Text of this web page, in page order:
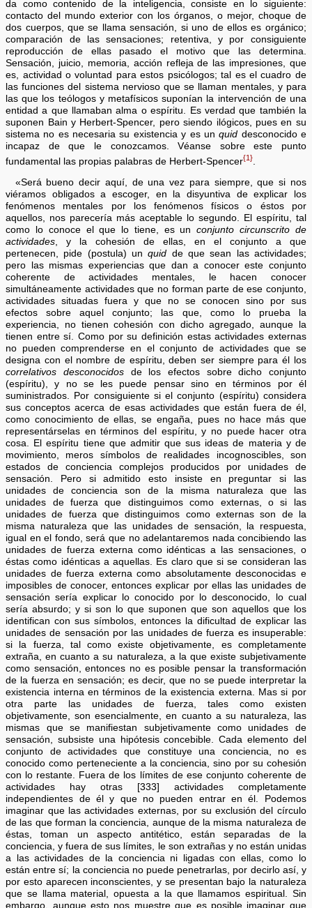
da como contenido de la inteligencia, consiste en lo siguiente:
contacto del mundo exterior con los órganos, o mejor, choque de
dos cuerpos, que se llama sensación, si uno de ellos es orgánico;
comparación de las sensaciones; retentiva, y por consiguiente
reproducción de ellas pasado el motivo que las determina.
Sensación, juicio, memoria, acción refleja de las impresiones, que
es, actividad o voluntad para estos psicólogos; tal es el cuadro de
las funciones del sistema nervioso que se llaman mentales, y para
las que los teólogos y metafísicos suponían la intervención de una
entidad a que llamaban alma o espíritu. Es verdad que también la
suponen Bain y Herbert-Spencer, pero siendo ilógicos, pues en su
sistema no es necesaria su existencia y es unquid desconocido e
incapaz de que le conozcamos. Véanse sobre este punto
fundamental las propias palabras de Herbert-Spencer{1}
«Será bueno decir aquí, de una vez para siempre, que si nos
viéramos obligados a escoger, en la disyuntiva de explicar los
fenómenos mentales por los fenómenos físicos o éstos por
aquellos, nos parecería más aceptable lo segundo. El espíritu, tal
como lo conoce el que lo tiene, es unconjunto circunscrito de
actividades , y la cohesión de ellas, en el conjunto a que
pertenecen, pide (postula) unquid de que sean las actividades;
pero las mismas experiencias que dan a conocer este conjunto
coherente de actividades mentales, le hacen conocer
simultáneamente actividades que no forman parte de ese conjunto,
actividades situadas fuera y que no se conocen sino por sus
efectos sobre aquel conjunto; las que, como lo prueba la
experiencia, no tienen cohesión con dicho agregado, aunque la
tienen entre sí. Como por su definición estas actividades externas
no pueden comprenderse en el conjunto de actividades que se
designa con el nombre de espíritu, deben ser siempre para él los
correlativos desconocidos de los efectos sobre dicho conjunto
(espíritu), y no se les puede pensar sino en términos por él
suministrados. Por consiguiente si el conjunto (espíritu) considera
sus conceptos acerca de esas actividades que están fuera de él,
como conocimiento de ellas, se engaña, pues no hace más que
representárselas en términos del espíritu, y no puede hacer otra
cosa. El espíritu tiene que admitir que sus ideas de materia y de
movimiento, meros símbolos de realidades incognoscibles, son
estados de conciencia complejos producidos por unidades de
sensación. Pero si admitido esto insiste en preguntar si las
unidades de conciencia son de la misma naturaleza que las
unidades de fuerza que distinguimos como externas, o si las
unidades de fuerza que distinguimos como externas son de la
misma naturaleza que las unidades de sensación, la respuesta,
igual en el fondo, será que no adelantaremos nada concibiendo las
unidades de fuerza externa como idénticas a las sensaciones, o
éstas como idénticas a aquellas. Es claro que si se consideran las
unidades de fuerza externa como absolutamente desconocidas e
imposibles de conocer, entonces explicar por ellas las unidades de
sensación sería explicar lo conocido por lo desconocido, lo cual
sería absurdo; y si son lo que suponen que son aquellos que los
identifican con sus símbolos, entonces la dificultad de explicar las
unidades de sensación por las unidades de fuerza es insuperable:
si la fuerza, tal como existe objetivamente, es completamente
extraña, en cuanto a su naturaleza, a la que existe subjetivamente
como sensación, entonces no es posible pensar la transformación
de la fuerza en sensación; es decir, que no se puede interpretar la
existencia interna en términos de la existencia externa. Mas si por
otra parte las unidades de fuerza, tales como existen
objetivamente, son esencialmente, en cuanto a su naturaleza, las
mismas que se manifiestan subjetivamente como unidades de
sensación, subsiste una hipótesis concebible. Cada elemento del
conjunto de actividades que constituye una conciencia, no es
conocido como perteneciente a la conciencia, sino por su cohesión
con lo restante. Fuera de los límites de ese conjunto coherente de
actividades hay otras [333] actividades completamente
independientes de él y que no pueden entrar en él. Podemos
imaginar que las actividades externas, por su exclusión del círculo
de las que forman la conciencia, aunque de la misma naturaleza de
éstas, toman un aspecto antitético, están separadas de la
conciencia, y fuera de sus límites, le son extrañas y no están unidas
a las actividades de la conciencia ni ligadas con ellas, como lo
están entre sí; la conciencia no puede penetrarlas, por decirlo así, y
por esto aparecen inconscientes, y se presentan bajo la naturaleza
que se llama material, opuesta a la que llamamos espiritual. Sin
embargo, aunque esto nos muestre que es posible imaginar que